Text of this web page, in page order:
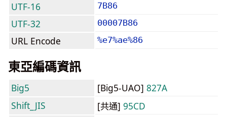
UTF-16 7B86
UTF-32 00007B86
URL Encode %e7%ae%86
東亞編碼資訊
Big5 [Big5-UAO] 827A
Shift_JIS
[共通] 95CD